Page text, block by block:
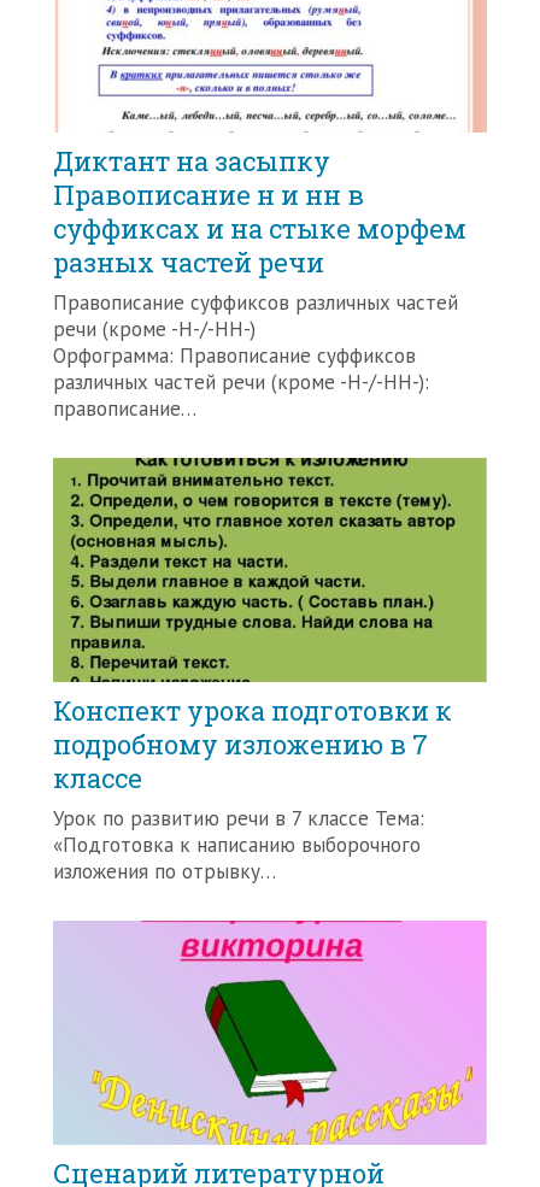
Диктант на засыпку
Правописание н и нн в
суффиксах и на стыке морфем
разных частей речи
Правописание суффиксов различных частей
речи (кроме -Н-/-НН-)
Орфограмма: Правописание суффиксов
различных частей речи (кроме -Н-/-НН-):
правописание…
Конспект урока подготовки к
подробному изложению в 7
классе
Урок по развитию речи в 7 классе Тема:
«Подготовка к написанию выборочного
изложения по отрывку…
Сценарий литературной